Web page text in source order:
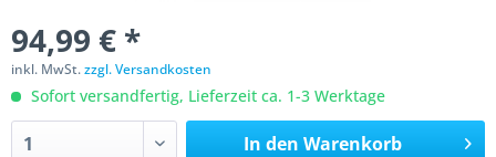
94,99 € *
inkl. MwSt.zzgl. Versandkosten
Sofort versandfertig, Lieferzeit ca. 1-3 Werktage
In den Warenkorb